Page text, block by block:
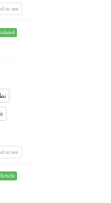
to see
to see